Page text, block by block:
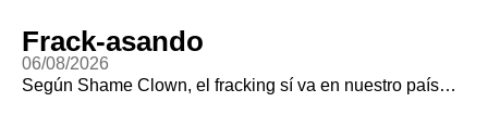
Frack-asando
06/08/2026
Según Shame Clown, el fracking sí va en nuestro país…